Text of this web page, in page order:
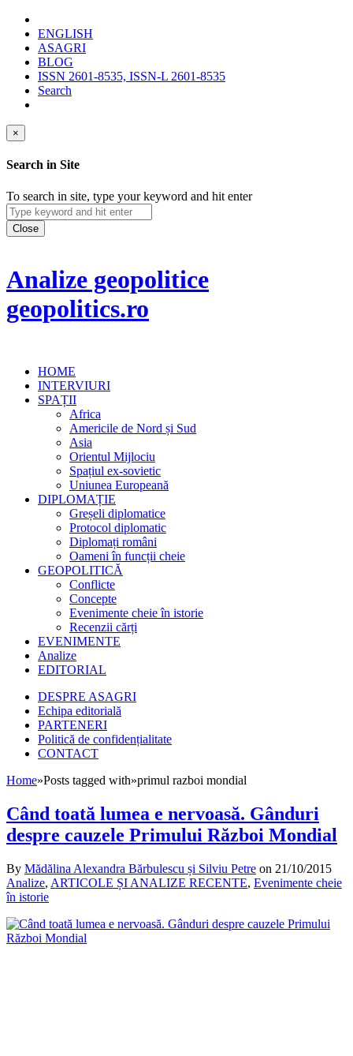
ENGLISH
ASAGRI
BLOG
ISSN 2601-8535, ISSN-L 2601-8535
Search
×
Search in Site
To search in site, type your keyword and hit enter
Close
Analize geopolitice
geopolitics.ro
HOME
INTERVIURI
SPAȚII
Africa
Americile de Nord și Sud
Asia
Orientul Mijlociu
Spațiul ex-sovietic
Uniunea Europeană
DIPLOMAȚIE
Greșeli diplomatice
Protocol diplomatic
Diplomați români
Oameni în funcții cheie
GEOPOLITICĂ
Conflicte
Concepte
Evenimente cheie în istorie
Recenzii cărți
EVENIMENTE
Analize
EDITORIAL
DESPRE ASAGRI
Echipa editorială
PARTENERI
Politică de confidențialitate
CONTACT
Home»Posts tagged with»primul razboi mondial
Când toată lumea e nervoasă. Gânduri
despre cauzele Primului Război Mondial
By Mădălina Alexandra Bărbulescu și Silviu Petre on 21/10/2015
Analize, ARTICOLE ȘI ANALIZE RECENTE, Evenimente cheie
în istorie